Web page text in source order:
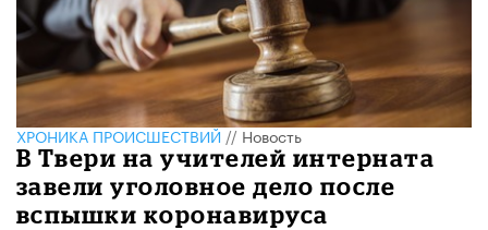
ХРОНИКА ПРОИСШЕСТВИЙ//Новость
В Твери на учителей интерната
завели уголовное дело после
вспышки коронавируса